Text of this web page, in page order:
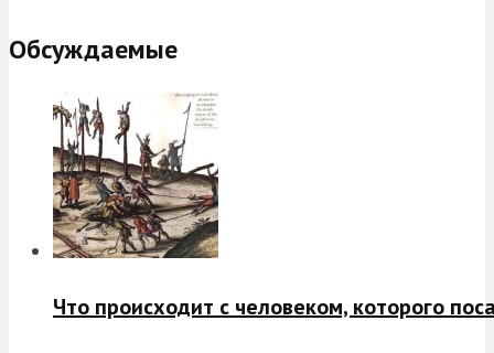
Обсуждаемые
Что происходит с человеком, которого